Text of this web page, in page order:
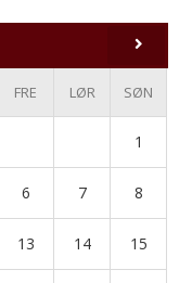
FRE LØR SØN
1
6 7 8
13 14 15